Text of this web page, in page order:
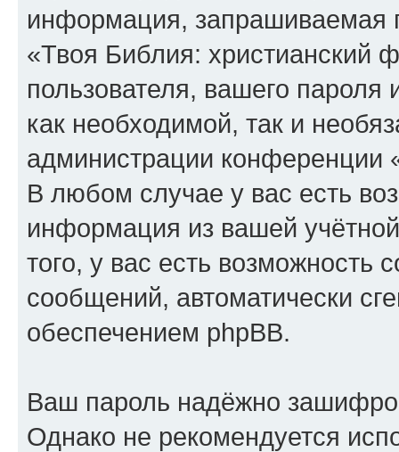
информация, запрашиваемая
«Твоя Библия: христианский
пользователя, вашего
как необходимой, так и
администрации конференции
В любом случае у вас есть
информация из вашей
того, у вас есть возможность
сообщений, автоматически
обеспечением phpBB.
Ваш пароль надёжно
Однако не рекомендуется